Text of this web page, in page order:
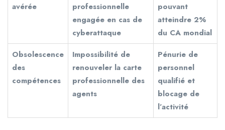
avérée
professionnelle
engagée en cas de
cyberattaque
pouvant
atteindre 2%
du CA mondial
Obsolescence
des
compétences
Impossibilité de
renouveler la carte
professionnelle des
agents
Pénurie de
personnel
qualifié et
blocage de
l’activité